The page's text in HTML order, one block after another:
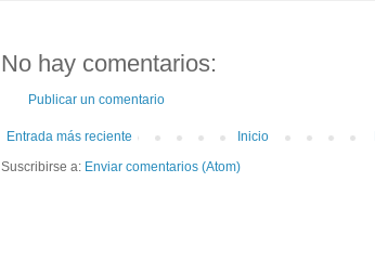
No hay comentarios:
Publicar un comentario
Entrada más reciente
Inicio
Suscribirse a: Enviar comentarios (Atom)